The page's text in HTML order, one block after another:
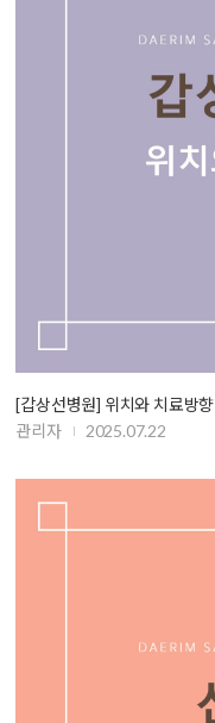
[갑상선병원] 위치와 치료방향
관리자
2025.07.22